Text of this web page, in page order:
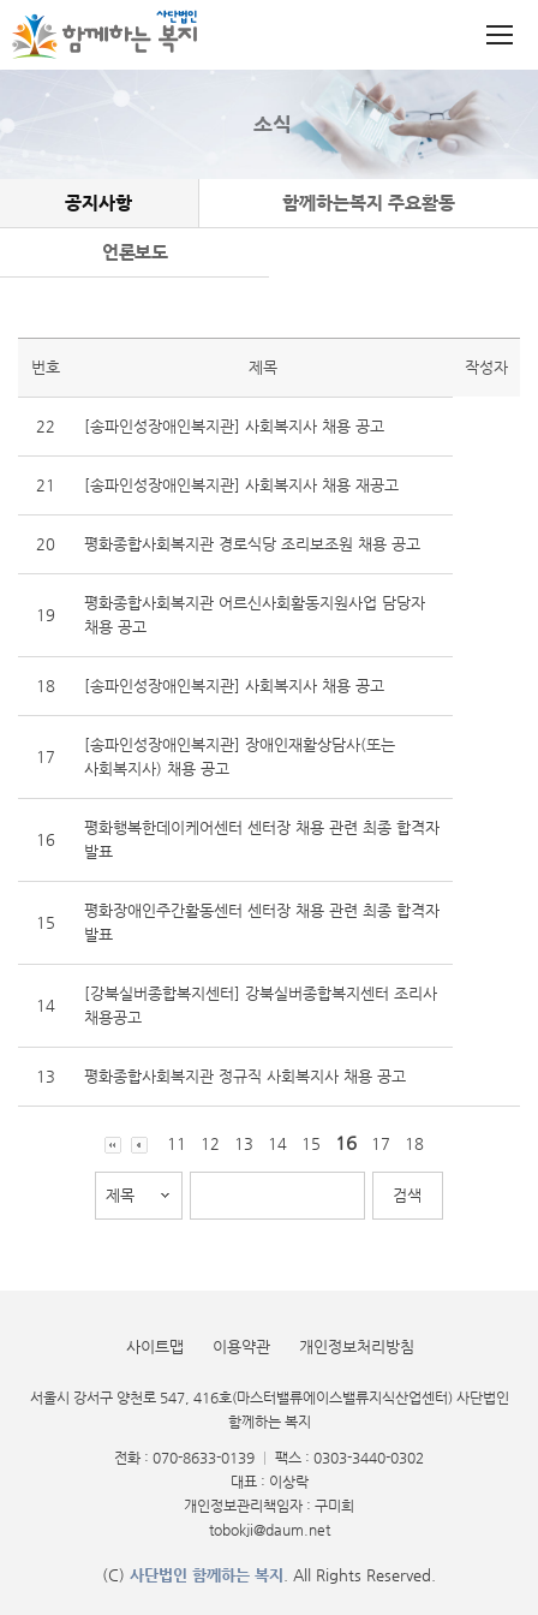
소식
공지사항 함께하는복지 주요활동
언론보도
번호 제목 작성자
22 [송파인성장애인복지관] 사회복지사 채용 공고
21 [송파인성장애인복지관] 사회복지사 채용 재공고
20 평화종합사회복지관 경로식당 조리보조원 채용 공고
19
평화종합사회복지관 어르신사회활동지원사업 담당자
채용 공고
18 [송파인성장애인복지관] 사회복지사 채용 공고
17
[송파인성장애인복지관] 장애인재활상담사(또는
사회복지사) 채용 공고
16
평화행복한데이케어센터 센터장 채용 관련 최종 합격자
발표
15
평화장애인주간활동센터 센터장 채용 관련 최종 합격자
발표
14
[강북실버종합복지센터] 강북실버종합복지센터 조리사
채용공고
13 평화종합사회복지관 정규직 사회복지사 채용 공고
11 12 13 14 15 16 17 18
사이트맵 이용약관 개인정보처리방침
서울시 강서구 양천로 547, 416호(마스터밸류에이스밸류지식산업센터) 사단법인
함께하는 복지
전화 : 070-8633-0139
팩스 : 0303-3440-0302
대표 : 이상락
개인정보관리책임자 : 구미희
tobokji@daum.net
(C) 사단법인 함께하는 복지 . All Rights Reserved.